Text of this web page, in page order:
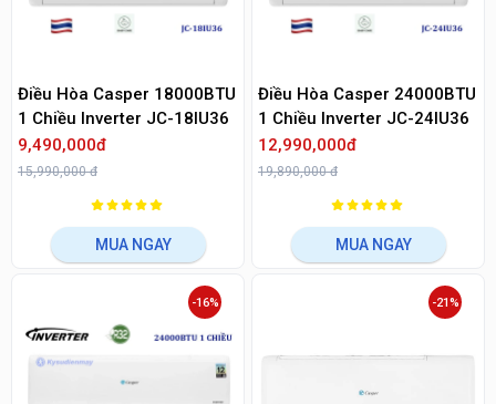
Điều Hòa Casper 18000BTU
1 Chiều Inverter JC-18IU36
9,490,000đ
15,990,000 đ
MUA NGAY
Điều Hòa Casper 24000BTU
1 Chiều Inverter JC-24IU36
12,990,000đ
19,890,000 đ
MUA NGAY
-16% -21%